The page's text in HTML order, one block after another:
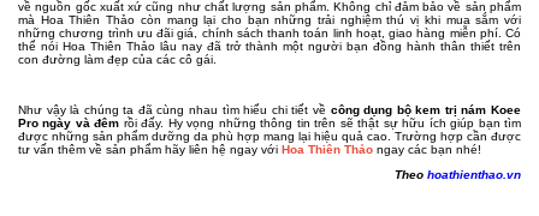
về nguồn gốc xuất xứ cũng như chất lượng sản phẩm. Không chỉ đảm bảo về sản phẩm
mà Hoa Thiên Thảo còn mang lại cho bạn những trải nghiệm thú vị khi mua sắm với
những chương trình ưu đãi giá, chính sách thanh toán linh hoạt, giao hàng miễn phí. Có
thể nói Hoa Thiên Thảo lâu nay đã trở thành một người bạn đồng hành thân thiết trên
con đường làm đẹp của các cô gái.
Như vậy là chúng ta đã cùng nhau tìm hiểu chi tiết về công dụng bộ kem trị nám Koee
Pro ngày và đêm rồi đấy. Hy vọng những thông tin trên sẽ thật sự hữu ích giúp bạn tìm
được những sản phẩm dưỡng da phù hợp mang lại hiệu quả cao. Trường hợp cần được
tư vấn thêm về sản phẩm hãy liên hệ ngay với Hoa Thiên Thảo ngay các bạn nhé!
Theo hoathienthao.vn